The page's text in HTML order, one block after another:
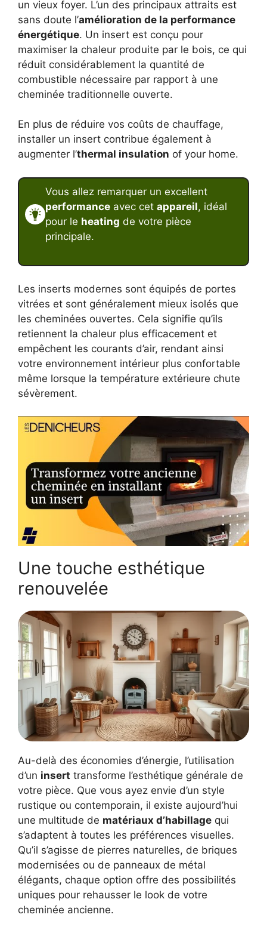
un vieux foyer. L’un des principaux attraits est
sans doute l’amélioration de la performance
énergétique. Un insert est conçu pour
maximiser la chaleur produite par le bois, ce qui
réduit considérablement la quantité de
combustible nécessaire par rapport à une
cheminée traditionnelle ouverte.
En plus de réduire vos coûts de chauffage,
installer un insert contribue également à
augmenter l’thermal insulation of your home.
Vous allez remarquer un excellent
performance avec cet appareil, idéal
pour le heating de votre pièce
principale.
Les inserts modernes sont équipés de portes
vitrées et sont généralement mieux isolés que
les cheminées ouvertes. Cela signifie qu’ils
retiennent la chaleur plus efficacement et
empêchent les courants d’air, rendant ainsi
votre environnement intérieur plus confortable
même lorsque la température extérieure chute
sévèrement.
Une touche esthétique
renouvelée
Au-delà des économies d’énergie, l’utilisation
d’un insert transforme l’esthétique générale de
votre pièce. Que vous ayez envie d’un style
rustique ou contemporain, il existe aujourd’hui
une multitude de matériaux d’habillage qui
s’adaptent à toutes les préférences visuelles.
Qu’il s’agisse de pierres naturelles, de briques
modernisées ou de panneaux de métal
élégants, chaque option offre des possibilités
uniques pour rehausser le look de votre
cheminée ancienne.